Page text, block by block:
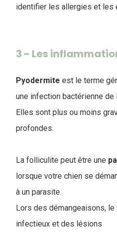
identifier les allergies et les
3 - Les
Pyodermite est le terme
une infection bactérienne de
Elles sont plus ou moins
profondes.
La folliculite peut être une
lorsque votre chien se
à un parasite.
Lors des démangeaisons,
infectieux et des lésions